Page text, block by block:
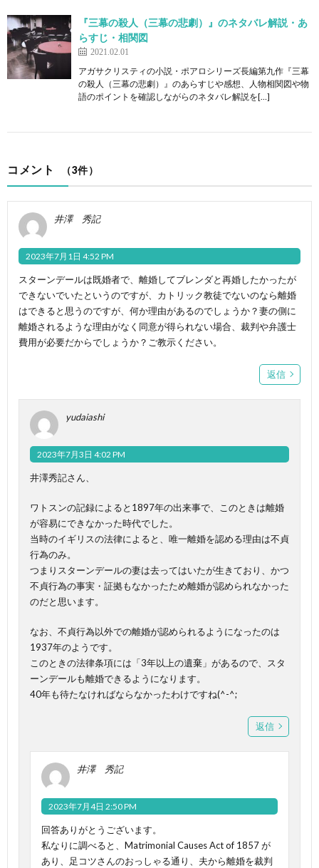
『三幕の殺人（三幕の悲劇）』のネタバレ解説・あ
らすじ・相関図
2021.02.01
アガサクリスティの小説・ポアロシリーズ長編第九作『三幕
の殺人（三幕の悲劇）』のあらすじや感想、人物相関図や物
語のポイントを確認しながらのネタバレ解説を[…]
コメント （3件）
井澤 秀記
2023年7月1日 4:52 PM
スターンデールは既婚者で、離婚してブレンダと再婚したかったが
できないでいたというのですが、カトリック教徒でないのなら離婚
はできると思うのですが、何か理由があるのでしょうか？妻の側に
離婚されるような理由がなく同意が得られない場合、裁判や弁護士
費用が必要だからでしょうか？ご教示ください。
返信
yudaiashi
2023年7月3日 4:02 PM
井澤秀記さん、
ワトスンの記録によると1897年の出来事で、このときは離婚
が容易にできなかった時代でした。
当時のイギリスの法律によると、唯一離婚を認める理由は不貞
行為のみ。
つまりスターンデールの妻は去ってはいたが生きており、かつ
不貞行為の事実・証拠もなかったため離婚が認められなかった
のだと思います。
なお、不貞行為以外での離婚が認められるようになったのは
1937年のようです。
このときの法律条項には「3年以上の遺棄」があるので、スタ
ーンデールも離婚できるようになります。
40年も待たなければならなかったわけですね(^-^;
返信
井澤 秀記
2023年7月4日 2:50 PM
回答ありがとうございます。
私なりに調べると、Matrimonial Causes Act of 1857 が
あり、足コツさんのおっしゃる通り、夫から離婚を裁判